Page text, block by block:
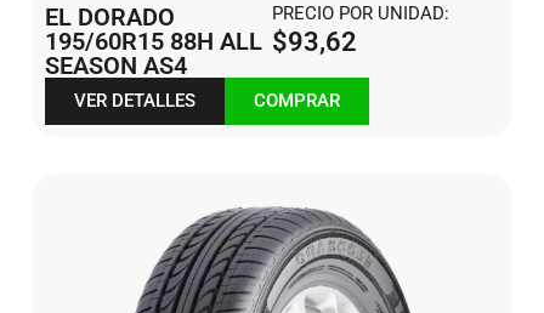
EL DORADO
195/60R15 88H ALL
SEASON AS4
PRECIO POR UNIDAD:
$93,62
VER DETALLES COMPRAR